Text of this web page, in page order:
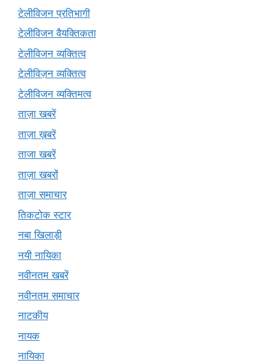
टेलीविजन प्रतिभागी
टेलीविजन वैयक्तिकता
टेलीविजन व्यक्तित्व
टेलीविज़न व्यक्तित्व
टेलीविजन व्यक्तिमत्व
ताज़ा खबरें
ताज़ा ख़बरें
ताजा खबरें
ताज़ा खबरों
ताज़ा समाचार
तिकटोक स्टार
नबा खिलाड़ी
नयी नायिका
नवीनतम खबरें
नवीनतम समाचार
नाटकीय
नायक
नायिका